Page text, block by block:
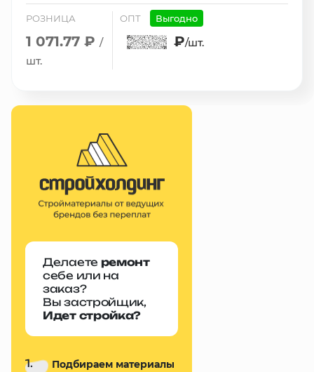
РОЗНИЦА
1 071.77 ₽ /
шт.
ОПТ Выгодно
₽/шт.
Делаете ремонт
себе или на
заказ?
Вы застройщик,
Идет стройка?
1.
Подбираем материалы